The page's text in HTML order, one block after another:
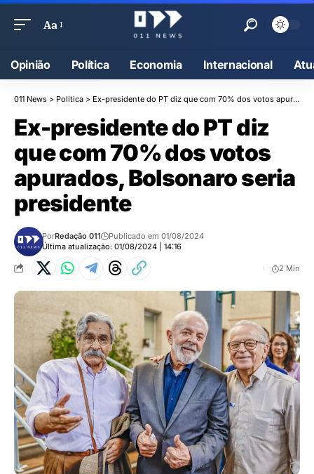
Aa
Opinião Política Economia Internacional
011 News > Política > Ex-presidente do PT diz que com 70% dos votos apurados, Bolsonaro seria presidente
Ex-presidente do PT diz
que com 70% dos votos
apurados, Bolsonaro seria
presidente
Última atualização: 01/08/2024 | 14:16
PorRedação 011 Publicado em 01/08/2024
2 Min